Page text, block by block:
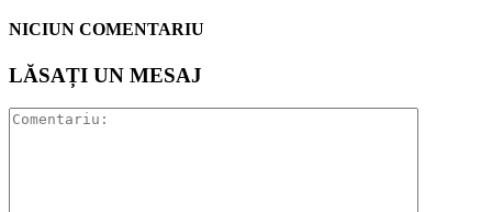
NICIUN COMENTARIU
LĂSAȚI UN MESAJ